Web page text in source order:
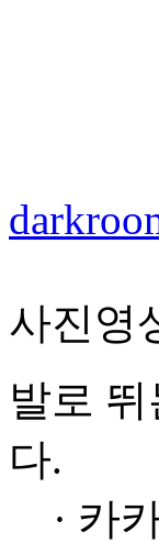
사진영
발로
다.
· 카